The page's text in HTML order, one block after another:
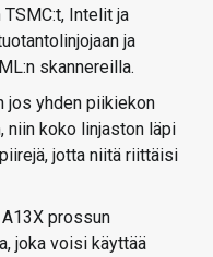
Intelit ja
ja
skannereilla.
jos yhden piikiekon
niin koko linjaston läpi
jotta niitä riittäisi
prossun
joka voisi käyttää